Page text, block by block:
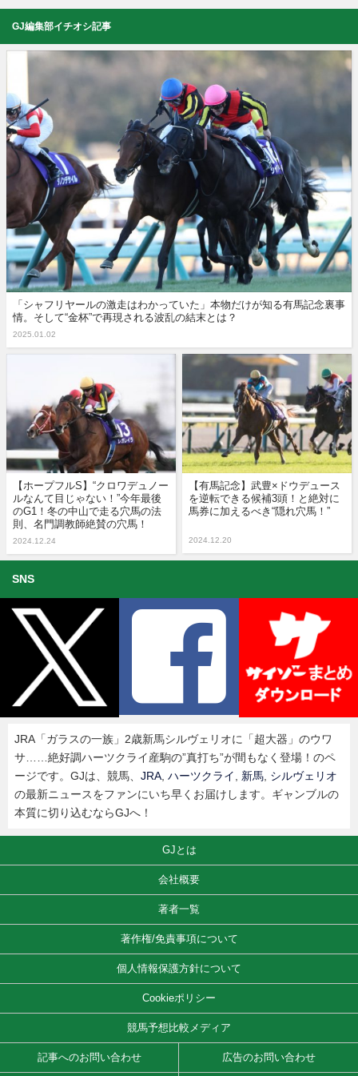
GJ編集部イチオシ記事
「シャフリヤールの激走はわかっていた」本物だけが知る有馬記念裏事
情。そして“金杯”で再現される波乱の結末とは？
2025.01.02
【ホープフルS】“クロワデュノー
ルなんて目じゃない！”今年最後
のG1！冬の中山で走る穴馬の法
則、名門調教師絶賛の穴馬！
2024.12.24
【有馬記念】武豊×ドウデュース
を逆転できる候補3頭！と絶対に
馬券に加えるべき“隠れ穴馬！”
2024.12.20
SNS
JRA「ガラスの一族」2歳新馬シルヴェリオに「超大器」のウワ
サ……絶好調ハーツクライ産駒の”真打ち”が間もなく登場！のペ
ージです。GJは、競馬、 JRA ハーツクライ 新馬 シルヴェリオ
の最新ニュースをファンにいち早くお届けします。ギャンブルの
本質に切り込むならGJへ！
GJとは
会社概要
著者一覧
著作権/免責事項について
個人情報保護方針について
Cookieポリシー
競馬予想比較メディア
記事へのお問い合わせ 広告のお問い合わせ